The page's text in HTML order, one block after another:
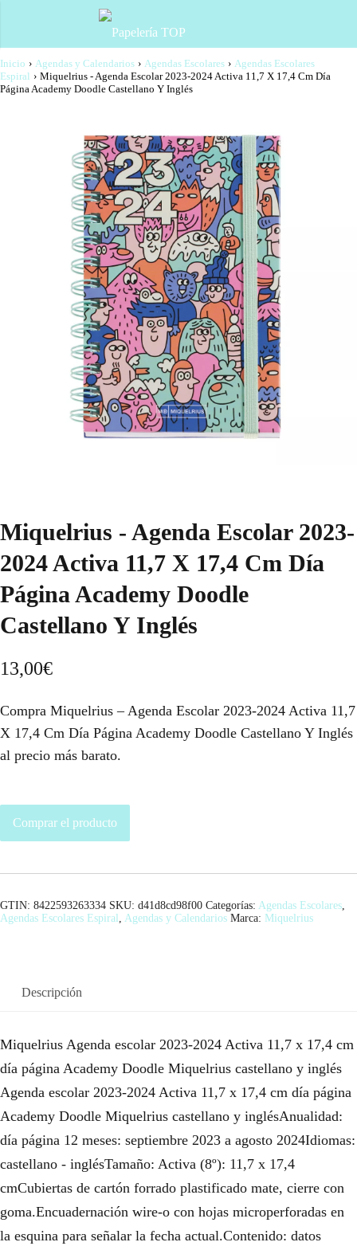
Inicio › Agendas y Calendarios › Agendas Escolares › Agendas Escolares
Espiral › Miquelrius - Agenda Escolar 2023-2024 Activa 11,7 X 17,4 Cm Día
Página Academy Doodle Castellano Y Inglés
Miquelrius - Agenda Escolar 2023-
2024 Activa 11,7 X 17,4 Cm Día
Página Academy Doodle
Castellano Y Inglés
13,00€
Compra Miquelrius – Agenda Escolar 2023-2024 Activa 11,7
X 17,4 Cm Día Página Academy Doodle Castellano Y Inglés
al precio más barato.
Comprar el producto
GTIN: 8422593263334 SKU: d41d8cd98f00 Categorías: Agendas Escolares,
Agendas Escolares Espiral , Agendas y Calendarios Marca: Miquelrius
Descripción
Miquelrius Agenda escolar 2023-2024 Activa 11,7 x 17,4 cm
día página Academy Doodle Miquelrius castellano y inglés
Agenda escolar 2023-2024 Activa 11,7 x 17,4 cm día página
Academy Doodle Miquelrius castellano y inglésAnualidad:
día página 12 meses: septiembre 2023 a agosto 2024Idiomas:
castellano - inglésTamaño: Activa (8º): 11,7 x 17,4
cmCubiertas de cartón forrado plastificado mate, cierre con
goma.Encuadernación wire-o con hojas microperforadas en
la esquina para señalar la fecha actual.Contenido: datos